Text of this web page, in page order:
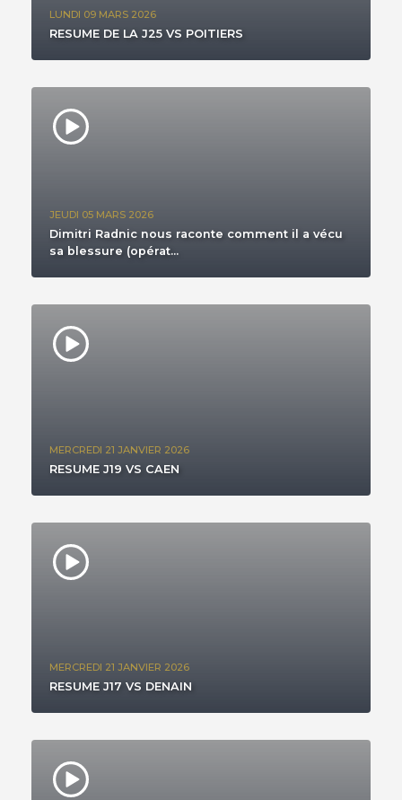
LUNDI 09 MARS 2026
RESUME DE LA J25 VS POITIERS
JEUDI 05 MARS 2026
Dimitri Radnic nous raconte comment il a vécu
sa blessure (opérat...
MERCREDI 21 JANVIER 2026
RESUME J19 VS CAEN
MERCREDI 21 JANVIER 2026
RESUME J17 VS DENAIN